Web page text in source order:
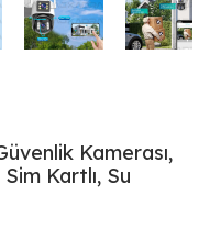
Kamerası,
Kartlı, Su